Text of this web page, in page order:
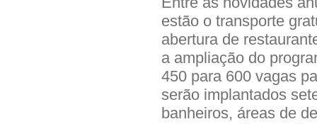
estão o transporte
abertura de
a ampliação do
450 para 600 vagas
serão implantados
banheiros, áreas de